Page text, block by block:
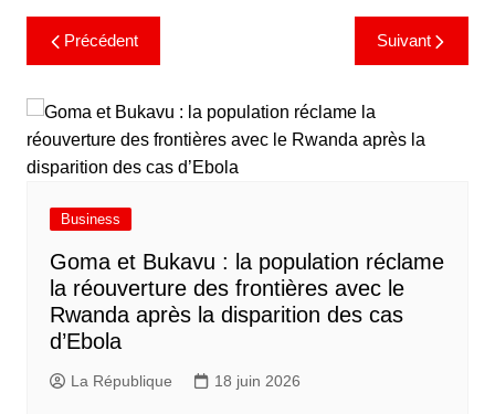
Précédent Suivant
Business
Goma et Bukavu : la population réclame
la réouverture des frontières avec le
Rwanda après la disparition des cas
d’Ebola
La République 18 juin 2026